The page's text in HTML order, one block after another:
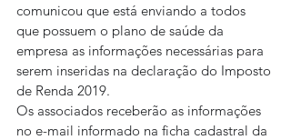
comunicou que está enviando a todos
que possuem o plano de saúde da
empresa as informações necessárias para
serem inseridas na declaração do Imposto
de Renda 2019.
Os associados receberão as informações
no e-mail informado na ficha cadastral da